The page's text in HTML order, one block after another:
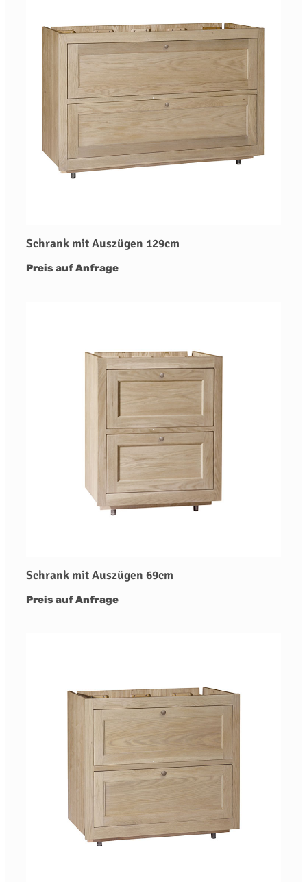
Schrank mit Auszügen 129cm
Preis auf Anfrage
Schrank mit Auszügen 69cm
Preis auf Anfrage